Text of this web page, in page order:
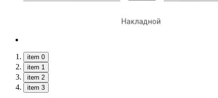
item 0
item 1
item 2
item 3